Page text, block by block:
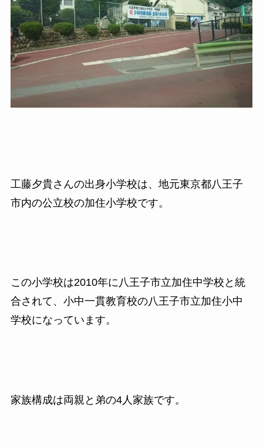
工藤夕貴さんの出身小学校は、地元東京都八王子
市内の公立校の加住小学校です。
この小学校は2010年に八王子市立加住中学校と統
合されて、小中一貫教育校の八王子市立加住小中
学校になっています。
家族構成は両親と弟の4人家族です。